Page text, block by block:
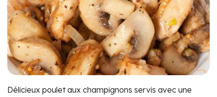
Délicieux poulet aux champignons servis avec une